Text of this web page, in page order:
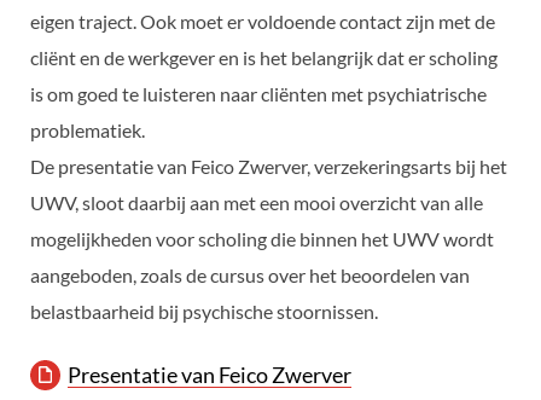
eigen traject. Ook moet er voldoende contact zijn met de
cliënt en de werkgever en is het belangrijk dat er scholing
is om goed te luisteren naar cliënten met psychiatrische
problematiek.
De presentatie van Feico Zwerver, verzekeringsarts bij het
UWV, sloot daarbij aan met een mooi overzicht van alle
mogelijkheden voor scholing die binnen het UWV wordt
aangeboden, zoals de cursus over het beoordelen van
belastbaarheid bij psychische stoornissen.
Presentatie van Feico Zwerver